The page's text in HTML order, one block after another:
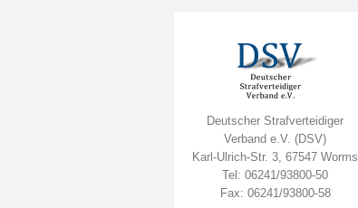
Deutscher Strafverteidiger
Verband e.V. (DSV)
Karl-Ulrich-Str. 3, 67547 Worms
Tel: 06241/93800-50
Fax: 06241/93800-58